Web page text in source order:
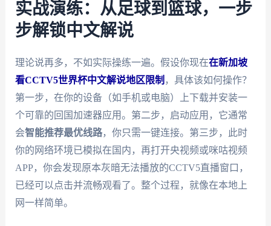
实战演练：从足球到篮球，一步
步解锁中文解说
理论说再多，不如实际操练一遍。假设你现在在新加坡
看CCTV5世界杯中文解说地区限制 ，具体该如何操作？
第一步，在你的设备（如手机或电脑）上下载并安装一
个可靠的回国加速器应用。第二步，启动应用，它通常
会智能推荐最优线路，你只需一键连接。第三步，此时
你的网络环境已模拟在国内，再打开央视频或咪咕视频
APP，你会发现原本灰暗无法播放的CCTV5直播窗口，
已经可以点击并流畅观看了。整个过程，就像在本地上
网一样简单。